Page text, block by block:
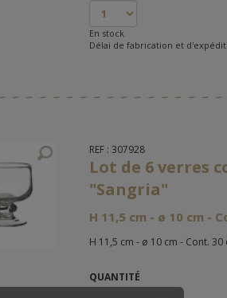
En stock
Délai de fabrication et
REF : 307928
Lot de 6 verres
"Sangria"
H 11,5 cm - ø 10 cm -
H 11,5 cm - ø 10 cm - Cont. 30
QUANTITÉ